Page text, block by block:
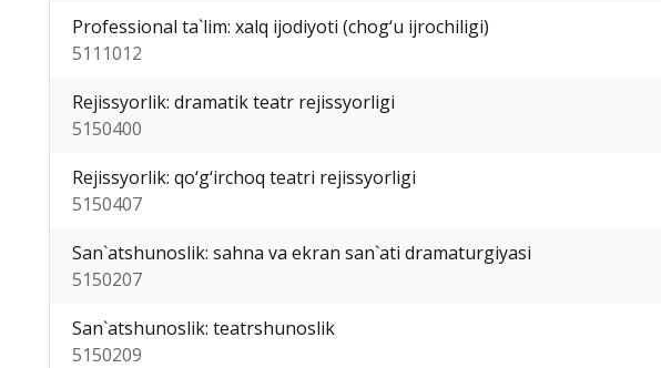
Professional ta`lim: xalq ijodiyoti (chog‘u ijrochiligi)
5111012
Rejissyorlik: dramatik teatr rejissyorligi
5150400
Rejissyorlik: qo‘g‘irchoq teatri rejissyorligi
5150407
San`atshunoslik: sahna va ekran san`ati dramaturgiyasi
5150207
San`atshunoslik: teatrshunoslik
5150209